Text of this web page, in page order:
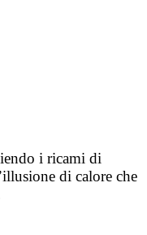
i ricami di
di calore che